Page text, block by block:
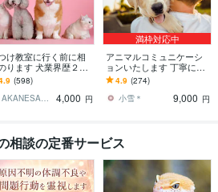
け教室に行く前に相
ります 犬業界歴２８
かかりつけ相談員で
(598)
AKANESAKURABANA
4,000 円
満枠対応中
アニマルコミュニケーシ
ョンいたします 丁寧にや
りとりさせていただきま
す！
4.9 (274)
小雪＊
9,000 円
相談の定番サービス